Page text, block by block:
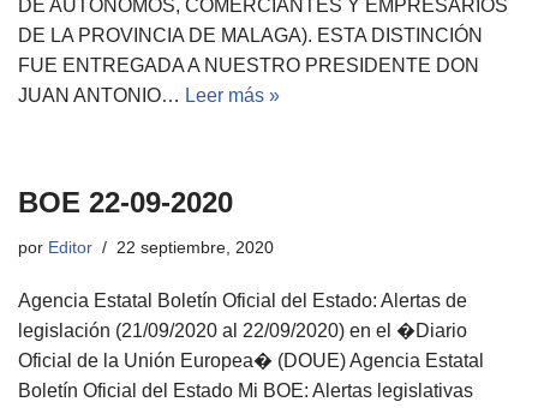
DE AUTONOMOS, COMERCIANTES Y EMPRESARIOS
DE LA PROVINCIA DE MALAGA). ESTA DISTINCIÓN
FUE ENTREGADA A NUESTRO PRESIDENTE DON
JUAN ANTONIO… Leer más »
BOE 22-09-2020
por Editor 22 septiembre, 2020
Agencia Estatal Boletín Oficial del Estado: Alertas de
legislación (21/09/2020 al 22/09/2020) en el �Diario
Oficial de la Unión Europea� (DOUE) Agencia Estatal
Boletín Oficial del Estado Mi BOE: Alertas legislativas